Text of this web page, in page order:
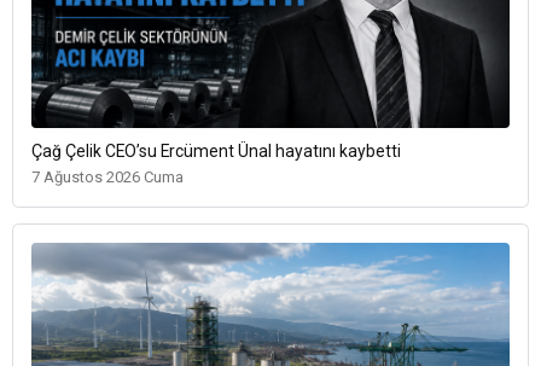
Çağ Çelik CEO’su Ercüment Ünal hayatını kaybetti
7 Ağustos 2026 Cuma